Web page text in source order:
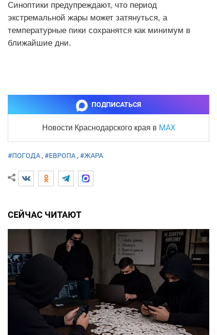
Синоптики предупреждают, что период
экстремальной жары может затянуться, а
температурные пики сохранятся как минимум в
ближайшие дни.
ПОДПИСАТЬСЯ
Новости Краснодарского края в MAX
#ПОГОДА, #ЕВРОПА, #ЖАРА
СЕЙЧАС ЧИТАЮТ